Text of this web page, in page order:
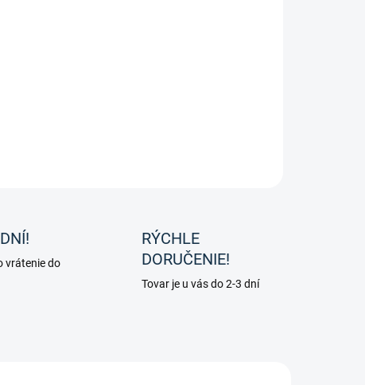
strmeňové remene od značky Passier.
vrátenie do
RÝCHLE
DORUČENIE!
Tovar je u vás do 2-3 dní